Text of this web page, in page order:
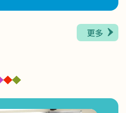
更多